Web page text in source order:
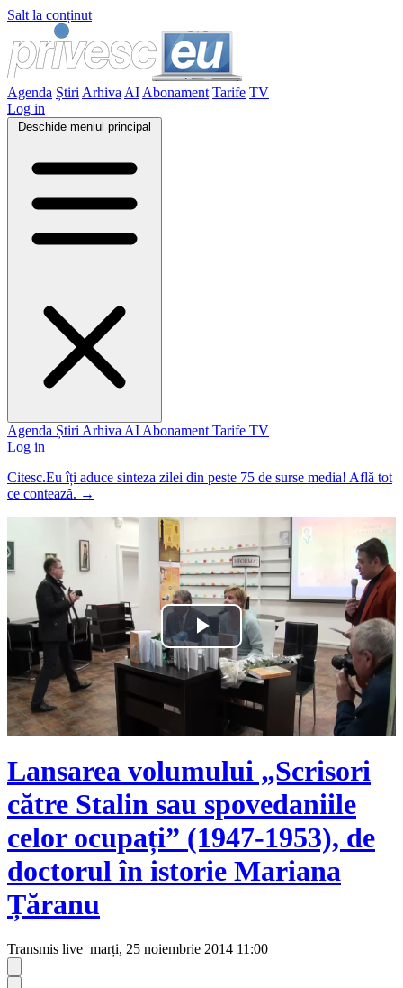
Salt la conținut
Agenda Știri Arhiva AI Abonament Tarife TV
Log in
Deschide meniul principal
Agenda Știri Arhiva AI Abonament Tarife TV
Log in
Citesc.Eu îți aduce sinteza zilei din peste 75 de surse media! Află tot
ce contează. →
Play
Video
Lansarea volumului „Scrisori
către Stalin sau spovedaniile
celor ocupați” (1947-1953), de
doctorul în istorie Mariana
Țăranu
Transmis live marți, 25 noiembrie 2014 11:00